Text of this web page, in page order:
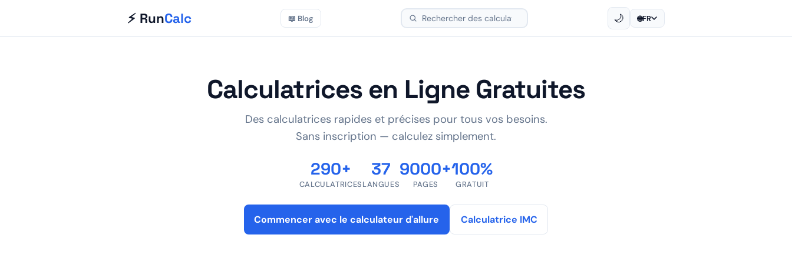
⚡ RunCalc 📖 Blog 🌙 🌐FR
Calculatrices en Ligne Gratuites
Des calculatrices rapides et précises pour tous vos besoins.
Sans inscription — calculez simplement.
290+
CALCULATRICES
37
LANGUES
9000+
PAGES
100%
GRATUIT
Commencer avec le calculateur d'allure Calculatrice IMC